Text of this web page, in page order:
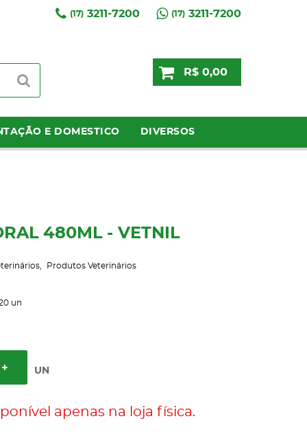
(17)3211-7200 (17)3211-7200
R$ 0,00
E DOMESTICO DIVERSOS
480ML - VETNIL
Produtos Veterinários
un
UN
apenas na loja física.